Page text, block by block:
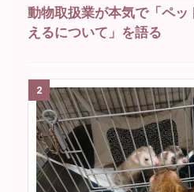
動物取扱業が本気で「ペ
えるについて」を語る
2